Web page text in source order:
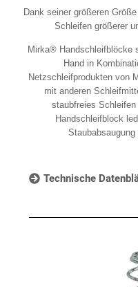
Dank seiner größeren
Schleifen größerer
Mirka® Handschleifblöcke
Hand in
Netzschleifprodukten von
mit anderen
staubfreies
Handschleifblock
Technische